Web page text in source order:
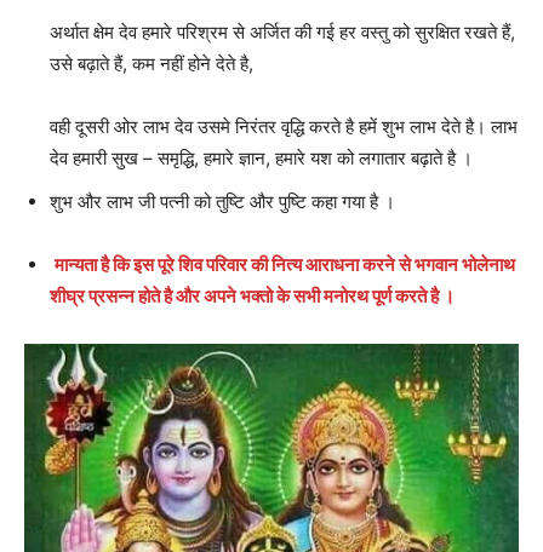
अर्थात क्षेम देव हमारे परिश्रम से अर्जित की गई हर वस्तु को सुरक्षित रखते हैं,
उसे बढ़ाते हैं, कम नहीं होने देते है,
वही दूसरी ओर लाभ देव उसमे निरंतर वृद्धि करते है हमें शुभ लाभ देते है। लाभ
देव हमारी सुख – समृद्धि, हमारे ज्ञान, हमारे यश को लगातार बढ़ाते है ।
शुभ और लाभ जी पत्नी को तुष्टि और पुष्टि कहा गया है ।
मान्यता है कि इस पूरे शिव परिवार की नित्य आराधना करने से भगवान भोलेनाथ
शीघ्र प्रसन्न होते है और अपने भक्तो के सभी मनोरथ पूर्ण करते है ।